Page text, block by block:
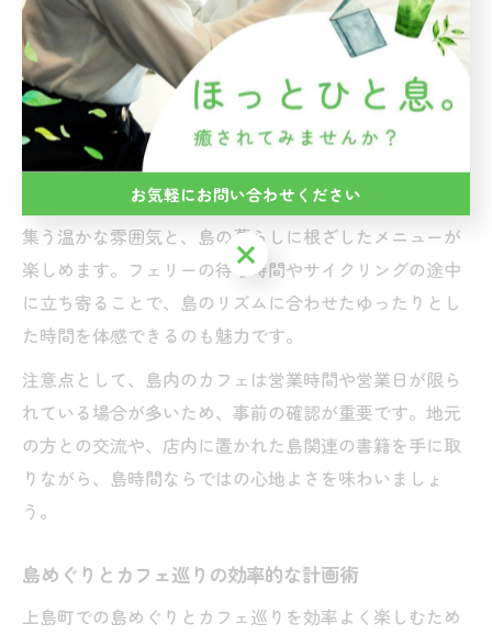
は“特別な時間”を味わえる場所です。瀬戸内海の穏やか
な景色を望むカフェでは、島ならではの静けさと開放感
が日常の喧騒を忘れさせてくれます。カフェで本を片手
に過ごすことで、旅先での読書体験も一層豊かなものと
なります。
たとえば、弓削島や岩城島のカフェでは、地元の人々が
集う温かな雰囲気と、島の暮らしに根ざしたメニューが
楽しめます。フェリーの待ち時間やサイクリングの途中
に立ち寄ることで、島のリズムに合わせたゆったりとし
た時間を体感できるのも魅力です。
注意点として、島内のカフェは営業時間や営業日が限ら
れている場合が多いため、事前の確認が重要です。地元
の方との交流や、店内に置かれた島関連の書籍を手に取
りながら、島時間ならではの心地よさを味わいましょ
う。
島めぐりとカフェ巡りの効率的な計画術
上島町での島めぐりとカフェ巡りを効率よく楽しむため
お気軽にお問い合わせください
お気軽にお問い合わせください